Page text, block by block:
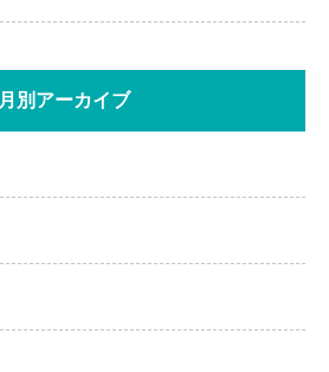
月別アーカイブ